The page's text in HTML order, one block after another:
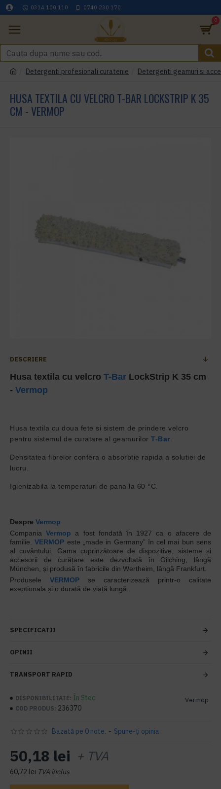
0314 100 110 0740 230 170
0
Detergenti profesionali curatenie Detergenti geamuri si
HUSA TEXTILA CU VELCRO T-BAR LOCKSTRIP K 35
CM - VERMOP
DESCRIERE
Husa textila cu velcro T-Bar LockStrip K 35 cm
- Vermop
Husa textila cu doua fete si sistem de prindere velcro
pentru sistemul de curatare al geamurilor T-Bar
Densitatea fibrelor confera o absorbtie rapida a solutiei de
lucru.
Igienizabila la temperaturi de pana la 60 °C.
Despre Vermop
CompaniaVermop a fost fondată în 1927 ca o afacere de
familie.VERMOP este „made in Germany” în cel mai bun sens
al cuvântului. Gama cuprinzătoare de dispozitive, sisteme și
accesorii de curățare este dezvoltată în Gilching, lângă
München, și produsă în fabricile din Wertheim, lângă Frankfurt.
Produsele VERMOP se caracterizează printr-o calitate
exeptionala și o durată de viață lungă.
SPECIFICATII
OPINII
TRANSPORT RAPID
DISPONIBILITATE: În Stoc
COD PRODUS: 236370
Vermop
Bazată pe 0 note. - Spune-ţi opinia
50,18 lei + TVA
60,72 lei TVA inclus